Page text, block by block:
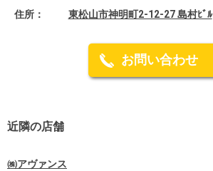
住所： 東松山市神明町2-12-27 島村ﾋﾞﾙ
お問い合わせ
近隣の店舗
㈱アヴァンス